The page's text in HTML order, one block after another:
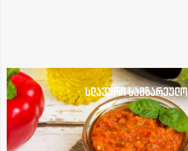
სლავური სამზარეულო